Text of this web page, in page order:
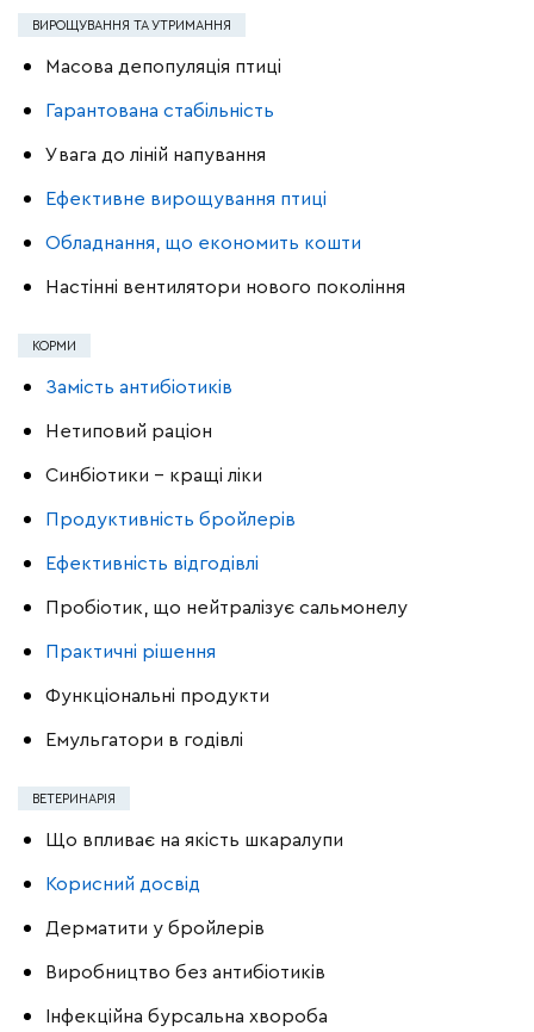
ВИРОЩУВАННЯ ТА УТРИМАННЯ
Масова депопуляція птиці
Гарантована стабільність
Увага до ліній напування
Ефективне вирощування птиці
Обладнання, що економить кошти
Настінні вентилятори нового покоління
КОРМИ
Замість антибіотиків
Нетиповий раціон
Синбіотики – кращі ліки
Продуктивність бройлерів
Ефективність відгодівлі
Пробіотик, що нейтралізує сальмонелу
Практичні рішення
Функціональні продукти
Емульгатори в годівлі
ВЕТЕРИНАРІЯ
Що впливає на якість шкаралупи
Корисний досвід
Дерматити у бройлерів
Виробництво без антибіотиків
Інфекційна бурсальна хвороба